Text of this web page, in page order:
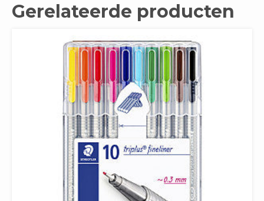
Gerelateerde producten